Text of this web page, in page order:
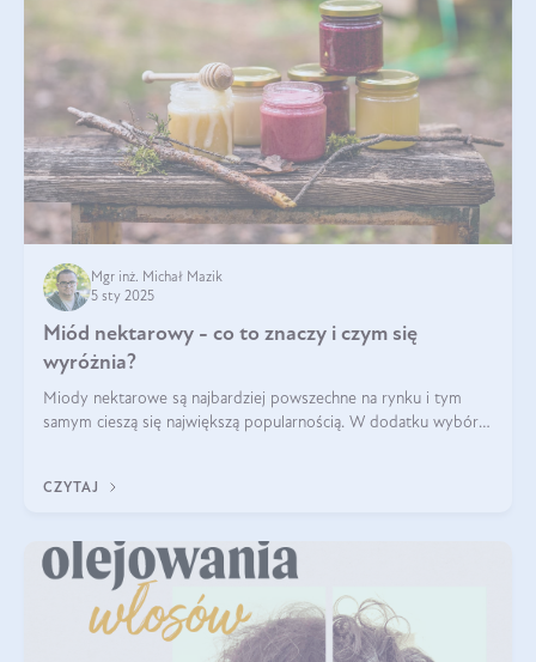
Mgr inż. Michał Mazik
5 sty 2025
Miód nektarowy - co to znaczy i czym się
wyróżnia?
Miody nektarowe są najbardziej powszechne na rynku i tym
samym cieszą się największą popularnością. W dodatku wybór
CZYTAJ